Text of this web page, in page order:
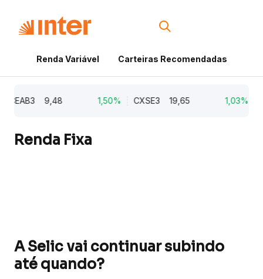
Renda Variável Carteiras Recomendadas
CEAB3 9,48 1,50% CXSE3 19,65 1,03%
Renda Fixa
A Selic vai continuar subindo
até quando?